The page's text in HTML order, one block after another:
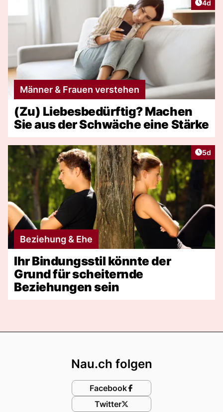
4d
Männer & Frauen verstehen
(Zu) Liebesbedürftig? Machen
Sie aus der Schwäche eine Stärke
5d
Beziehung & Ehe
Ihr Bindungsstil könnte der
Grund für scheiternde
Beziehungen sein
Nau.ch folgen
Facebook
Twitter